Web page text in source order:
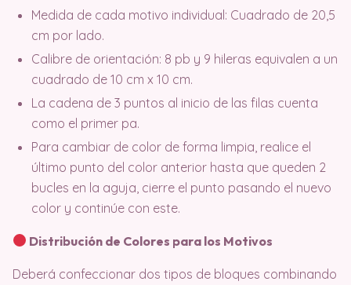
Medida de cada motivo individual: Cuadrado de 20,5
cm por lado.
Calibre de orientación: 8 pb y 9 hileras equivalen a un
cuadrado de 10 cm x 10 cm.
La cadena de 3 puntos al inicio de las filas cuenta
como el primer pa.
Para cambiar de color de forma limpia, realice el
último punto del color anterior hasta que queden 2
bucles en la aguja, cierre el punto pasando el nuevo
color y continúe con este.
Distribución de Colores para los Motivos
Deberá confeccionar dos tipos de bloques combinando